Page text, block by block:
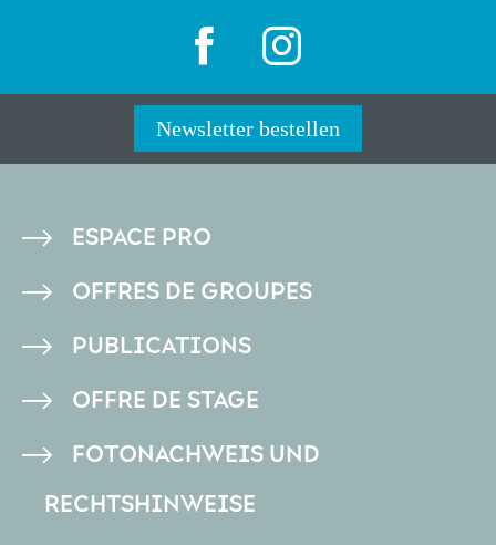
Newsletter bestellen
PIED
DE
ESPACE PRO
OFFRES DE GROUPES
PUBLICATIONS
OFFRE DE STAGE
FOTONACHWEIS UND
RECHTSHINWEISE